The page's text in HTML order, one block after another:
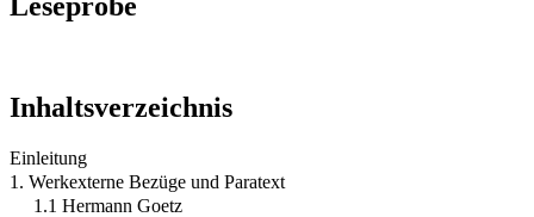
Inhaltsverzeichnis
Einleitung
1. Werkexterne Bezüge und Paratext
1.1 Hermann Goetz